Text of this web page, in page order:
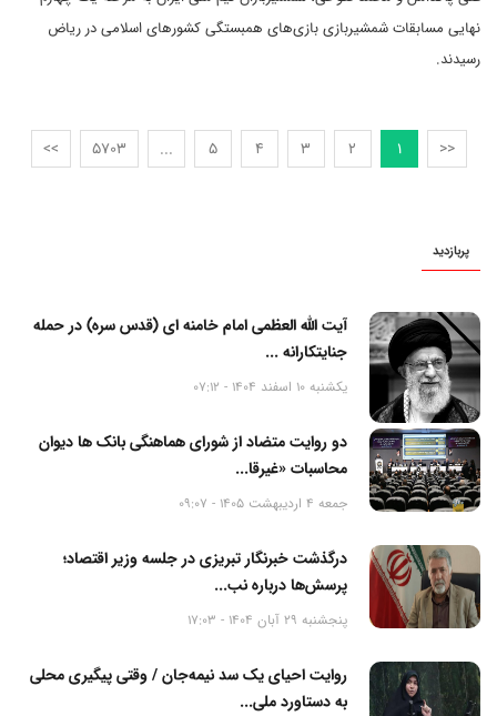
نهایی مسابقات شمشیربازی بازی‌های همبستگی کشورهای اسلامی در ریاض
رسیدند.
<<
1
2
3
4
5
...
5703
>>
پربازدید
آیت الله العظمی امام خامنه ای (قدس سره) در حمله
جنایتکارانه ...
یکشنبه 10 اسفند 1404 - 07:12
دو روایت متضاد از شورای هماهنگی بانک ها دیوان
محاسبات «غیرقا...
جمعه 4 اردیبهشت 1405 - 09:07
درگذشت خبرنگار تبریزی در جلسه وزیر اقتصاد؛
پرسش‌ها درباره نب...
پنجشنبه 29 آبان 1404 - 17:03
روایت احیای یک سد نیمه‌جان / وقتی پیگیری محلی
به دستاورد ملی...